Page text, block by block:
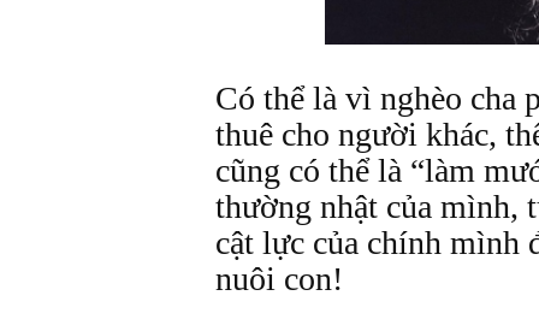
Có thể là vì nghèo cha
thuê cho người khác,
cũng có thể là “làm
thường nhật của mình,
cật lực của chính mình
nuôi con!